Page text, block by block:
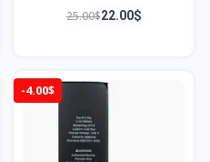
25.00$22.00$
-4.00$